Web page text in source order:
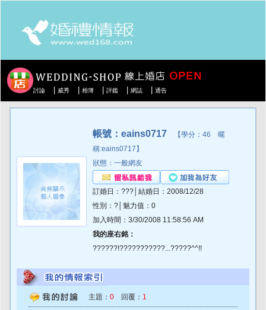
討論 威秀 相簿 評鑑 網誌 通告
帳號：eains0717 【學分：46 暱
稱:eains0717】
狀態：一般網友
訂婚日：???│結婚日：2008/12/28
性別：?│魅力值：0
加入時間：3/30/2008 11:58:56 AM
我的座右銘：
??????!???????????...?????^^!!
主題： 0 回覆： 1